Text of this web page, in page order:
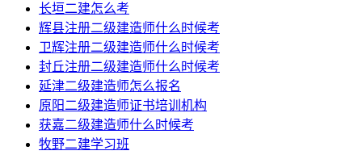
长垣二建怎么考
辉县注册二级建造师什么时候考
卫辉注册二级建造师什么时候考
封丘注册二级建造师什么时候考
延津二级建造师怎么报名
原阳二级建造师证书培训机构
获嘉二级建造师什么时候考
牧野二建学习班